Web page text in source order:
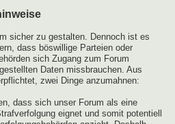
sicher zu gestalten. Dennoch ist es
dass böswillige Parteien oder
sich Zugang zum Forum
Daten missbrauchen. Aus
zwei Dinge anzumahnen:
dass sich unser Forum als eine
eignet und somit potentiell